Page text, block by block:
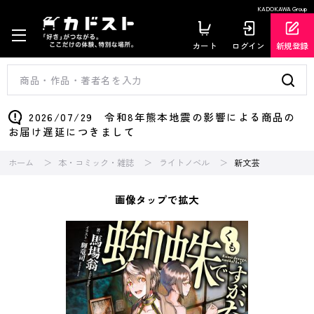
KADOKAWA Group
カート ログイン 新規登録
2026/07/29 令和8年熊本地震の影響による商品の
お届け遅延につきまして
ホーム 本・コミック・雑誌 ライトノベル 新文芸
画像タップで拡大